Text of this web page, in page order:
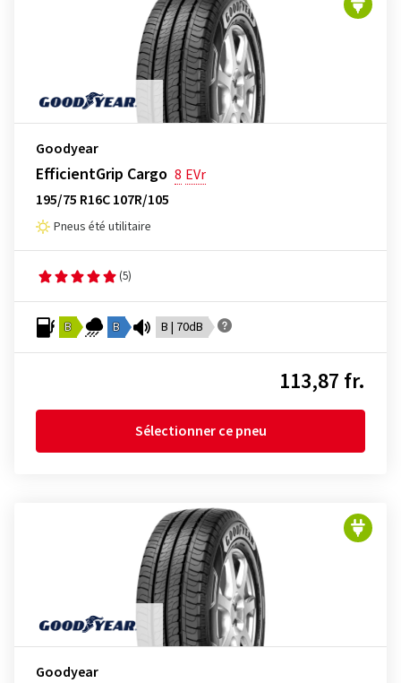
Goodyear
EfficientGrip Cargo 8 EVr
195/75 R16C 107R/105
Pneus été utilitaire
(5)
B B B | 70dB
113,87 fr.
Sélectionner ce pneu
Goodyear